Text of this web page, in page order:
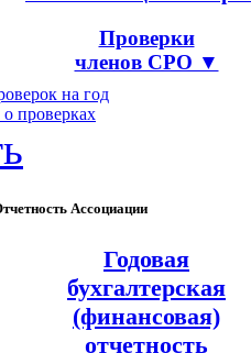
Проверки
членов СРО ▼
на год
проверках
Ассоциации
Годовая
бухгалтерская
(финансовая)
отчетность